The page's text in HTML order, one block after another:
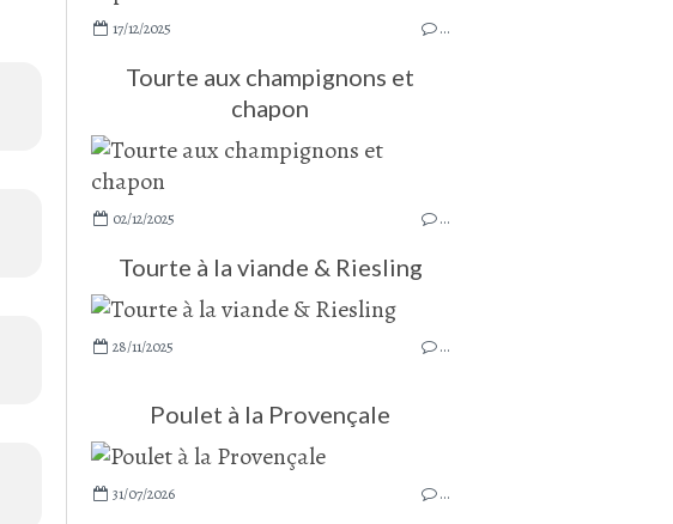
17/12/2025 …
Tourte aux champignons et
chapon
02/12/2025 …
Tourte à la viande & Riesling
28/11/2025 …
Poulet à la Provençale
31/07/2026 …